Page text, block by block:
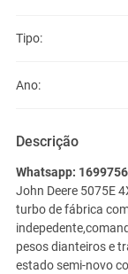
Tipo:
Ano:
Descrição
Whatsapp:
John Deere 5075E
turbo de fábrica
pesos dianteiros e
estado semi-novo